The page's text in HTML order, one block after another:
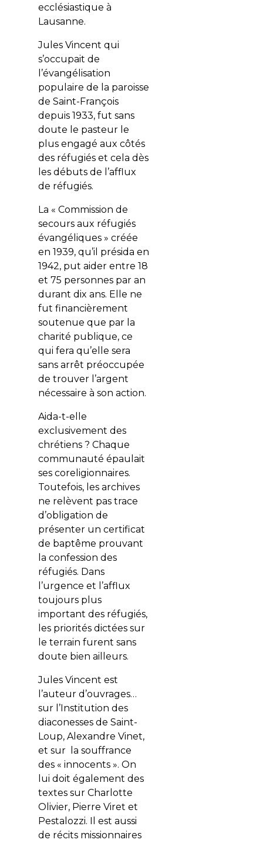
ecclésiastique à
Lausanne.
Jules Vincent qui
s’occupait de
l’évangélisation
populaire de la paroisse
de Saint-François
depuis 1933, fut sans
doute le pasteur le
plus engagé aux côtés
des réfugiés et cela dès
les débuts de l’afflux
de réfugiés.
La « Commission de
secours aux réfugiés
évangéliques » créée
en 1939, qu’il présida en
1942, put aider entre 18
et 75 personnes par an
durant dix ans. Elle ne
fut financièrement
soutenue que par la
charité publique, ce
qui fera qu’elle sera
sans arrêt préoccupée
de trouver l’argent
nécessaire à son action.
Aida-t-elle
exclusivement des
chrétiens ? Chaque
communauté épaulait
ses coreligionnaires.
Toutefois, les archives
ne relèvent pas trace
d’obligation de
présenter un certificat
de baptême prouvant
la confession des
réfugiés. Dans
l’urgence et l’afflux
toujours plus
important des réfugiés,
les priorités dictées sur
le terrain furent sans
doute bien ailleurs.
Jules Vincent est
l’auteur d’ouvrages…
sur l’Institution des
diaconesses de Saint-
Loup, Alexandre Vinet,
et sur la souffrance
des « innocents ». On
lui doit également des
textes sur Charlotte
Olivier, Pierre Viret et
Pestalozzi. Il est aussi
de récits missionnaires